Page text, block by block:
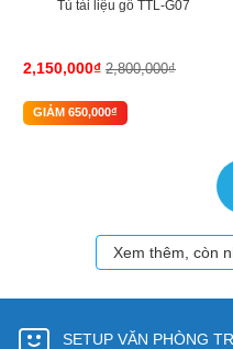
Tủ tài liệu gỗ TTL-G07
2,150,000₫ 2,800,000₫
GIẢM 650,000₫
Xem thêm, còn
SETUP VĂN PHÒNG